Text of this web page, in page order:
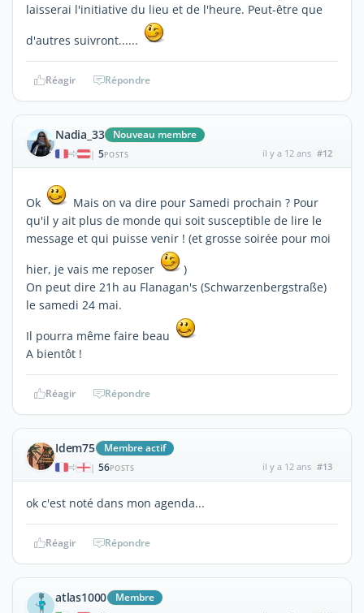
laisserai l'initiative du lieu et de l'heure. Peut-être que
d'autres suivront......
Réagir Répondre
Nadia_33 Nouveau membre
| 5POSTS il y a 12 ans #12
Ok
Mais on va dire pour Samedi prochain ? Pour
qu'il y ait plus de monde qui soit susceptible de lire le
message et qui puisse venir ! (et grosse soirée pour moi
hier, je vais me reposer
)
On peut dire 21h au Flanagan's (Schwarzenbergstraße)
le samedi 24 mai.
Il pourra même faire beau
A bientôt !
Réagir Répondre
Idem75 Membre actif
| 56POSTS il y a 12 ans #13
ok c'est noté dans mon agenda...
Réagir Répondre
atlas1000 Membre